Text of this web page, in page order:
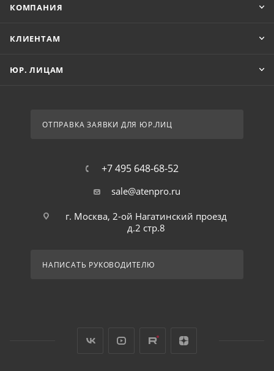
КОМПАНИЯ
КЛИЕНТАМ
ЮР. ЛИЦАМ
ОТПРАВКА ЗАЯВКИ ДЛЯ ЮР.ЛИЦ
+7 495 648-68-52
sale@atenpro.ru
г. Москва, 2-ой Нагатинский проезд
д.2 стр.8
НАПИСАТЬ РУКОВОДИТЕЛЮ